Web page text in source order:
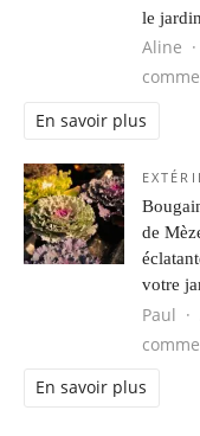
le
Aline
En savoir plus
de
votre
Paul
En savoir plus